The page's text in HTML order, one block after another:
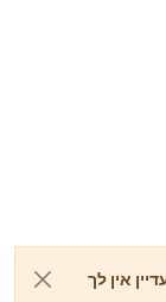
אין לך